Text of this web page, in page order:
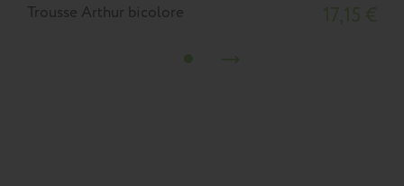
Trousse Arthur bicolore